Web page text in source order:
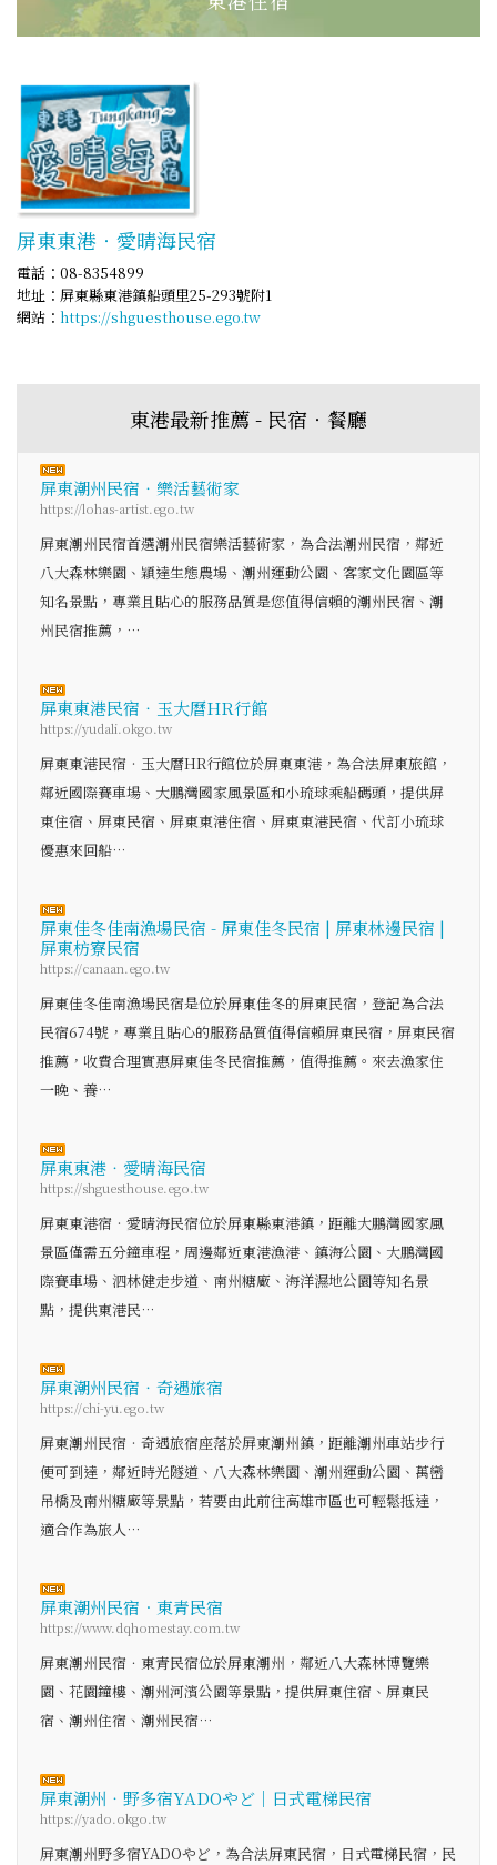
屏東東港‧愛晴海民宿
電話：08-8354899
地址：屏東縣東港鎮船頭里25-293號附1
網站： https://shguesthouse.ego.tw
東港最新推薦 - 民宿‧餐廳
屏東潮州民宿‧樂活藝術家
https://lohas-artist.ego.tw
屏東潮州民宿首選潮州民宿樂活藝術家，為合法潮州民宿，鄰近
八大森林樂園、穎達生態農場、潮州運動公園、客家文化園區等
知名景點，專業且貼心的服務品質是您值得信賴的潮州民宿、潮
州民宿推薦，…
屏東東港民宿‧玉大曆HR行館
https://yudali.okgo.tw
屏東東港民宿‧玉大曆HR行館位於屏東東港，為合法屏東旅館，
鄰近國際賽車場、大鵬灣國家風景區和小琉球乘船碼頭，提供屏
東住宿、屏東民宿、屏東東港住宿、屏東東港民宿、代訂小琉球
優惠來回船…
屏東佳冬佳南漁場民宿 - 屏東佳冬民宿 | 屏東林邊民宿 |
屏東枋寮民宿
https://canaan.ego.tw
屏東佳冬佳南漁場民宿是位於屏東佳冬的屏東民宿，登記為合法
民宿674號，專業且貼心的服務品質值得信賴屏東民宿，屏東民宿
推薦，收費合理實惠屏東佳冬民宿推薦，值得推薦。來去漁家住
一晚、養…
屏東東港‧愛晴海民宿
https://shguesthouse.ego.tw
屏東東港宿‧愛晴海民宿位於屏東縣東港鎮，距離大鵬灣國家風
景區僅需五分鐘車程，周邊鄰近東港漁港、鎮海公園、大鵬灣國
際賽車場、泗林健走步道、南州糖廠、海洋濕地公園等知名景
點，提供東港民…
屏東潮州民宿‧奇遇旅宿
https://chi-yu.ego.tw
屏東潮州民宿‧奇遇旅宿座落於屏東潮州鎮，距離潮州車站步行
便可到達，鄰近時光隧道、八大森林樂園、潮州運動公園、萬巒
吊橋及南州糖廠等景點，若要由此前往高雄市區也可輕鬆抵達，
適合作為旅人…
屏東潮州民宿．東青民宿
https://www.dqhomestay.com.tw
屏東潮州民宿．東青民宿位於屏東潮州，鄰近八大森林博覽樂
園、花園鐘樓、潮州河濱公園等景點，提供屏東住宿、屏東民
宿、潮州住宿、潮州民宿…
屏東潮州‧野多宿YADOやど｜日式電梯民宿
https://yado.okgo.tw
屏東潮州野多宿YADOやど，為合法屏東民宿，日式電梯民宿，民